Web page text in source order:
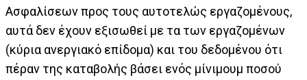
Ασφαλίσεων προς τους αυτοτελώς εργαζομένους,
αυτά δεν έχουν εξισωθεί με τα των εργαζομένων
(κύρια ανεργιακό επίδομα) και του δεδομένου ότι
πέραν της καταβολής βάσει ενός μίνιμουμ ποσού